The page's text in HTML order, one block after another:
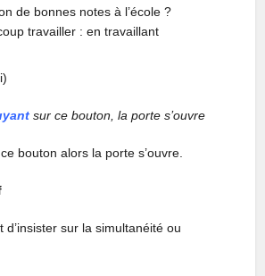
de bonnes notes à l’école ?
travailler : en travaillant
sur ce bouton, la porte s’ouvre
bouton alors la porte s’ouvre.
sur la simultanéité ou